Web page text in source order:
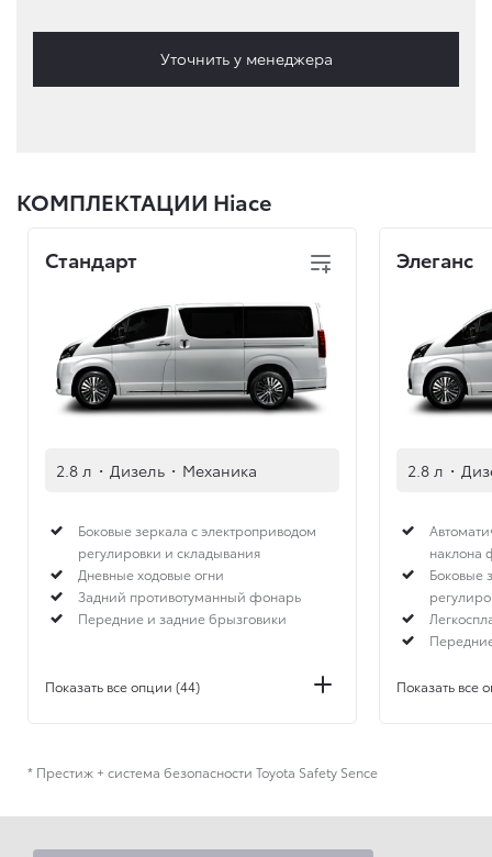
Уточнить у менеджера
КОМПЛЕКТАЦИИ Hiace
Стандарт
2.8 л · Дизель · Механика
Боковые зеркала с электроприводом
регулировки и складывания
Дневные ходовые огни
Задний противотуманный фонарь
Передние и задние брызговики
Показать все опции (44)
Элеганс
2.8 л ·
наклона
Боковые
Показать все
* Престиж + система безопасности Toyota Safety Sence